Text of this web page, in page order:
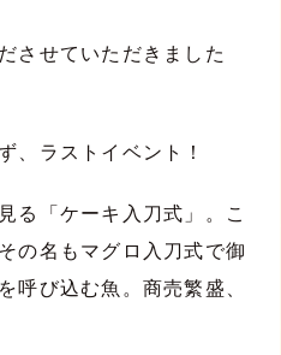
させていただきました
、ラストイベント！
る「ケーキ入刀式」。こ
の名もマグロ入刀式で御
呼び込む魚。商売繁盛、